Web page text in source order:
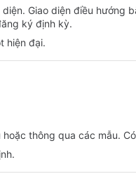
Giao diện điều hướng
ký định kỳ.
hiện đại.
thông qua các mẫu.